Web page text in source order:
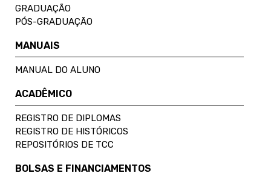
GRADUAÇÃO
PÓS-GRADUAÇÃO
MANUAIS
MANUAL DO ALUNO
ACADÊMICO
REGISTRO DE DIPLOMAS
REGISTRO DE HISTÓRICOS
REPOSITÓRIOS DE TCC
BOLSAS E FINANCIAMENTOS